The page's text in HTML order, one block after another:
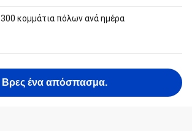
300 κομμάτια πόλων ανά ημέρα
Βρες ένα απόσπασμα.